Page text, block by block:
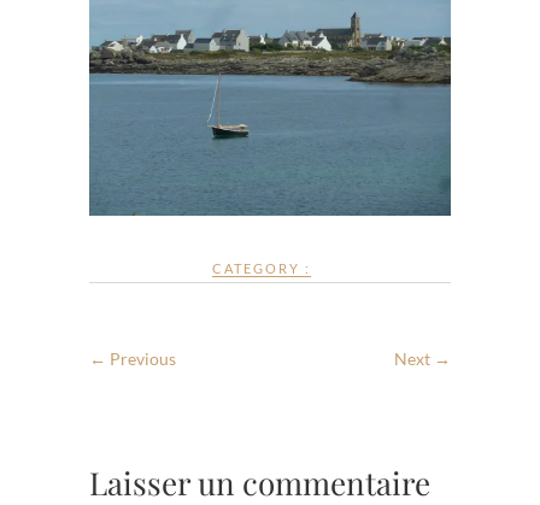
CATEGORY :
← Previous Next →
Laisser un commentaire